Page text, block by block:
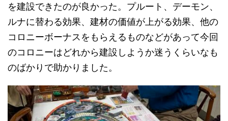
を建設できたのが良かった。プルート、デーモン、
ルナに替わる効果、建材の価値が上がる効果、他の
コロニーボーナスをもらえるものなどがあって今回
のコロニーはどれから建設しようか迷うくらいなも
のばかりで助かりました。